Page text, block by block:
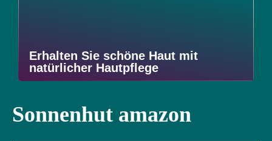
Erhalten Sie schöne Haut mit
natürlicher Hautpflege
Sonnenhut amazon